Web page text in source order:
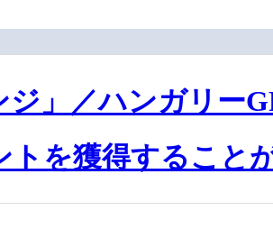
」／ハンガリー
トを獲得すること